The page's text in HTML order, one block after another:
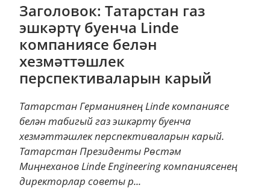
Заголовок: Татарстан газ
эшкәртү буенча Linde
компаниясе белән
хезмәттәшлек
перспективаларын карый
Татарстан Германиянең Linde компаниясе
белән табигый газ эшкәртү буенча
хезмәттәшлек перспективаларын карый.
Татарстан Президенты Рөстәм
Миңнеханов Linde Engineering компаниясенең
директорлар советы р...